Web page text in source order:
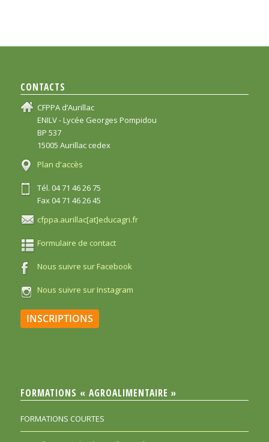
CONTACTS
CFPPA d’Aurillac
ENILV - Lycée Georges Pompidou
BP 537
15005 Aurillac cedex
Plan d'accès
Tél. 04 71 46 26 75
Fax 04 71 46 26 45
cfppa.aurillac[at]educagri.fr
Formulaire de contact
Nous suivre sur Facebook
Nous suivre sur Instagram
INSCRIPTIONS
FORMATIONS « AGROALIMENTAIRE »
FORMATIONS COURTES